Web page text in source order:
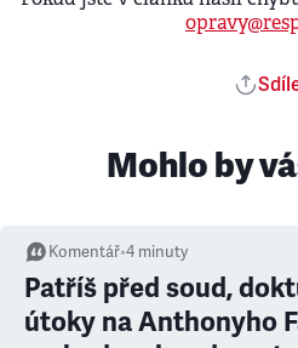
Mohlo by
Komentář•4 minuty
Patříš před soud,
útoky na Anthonyho